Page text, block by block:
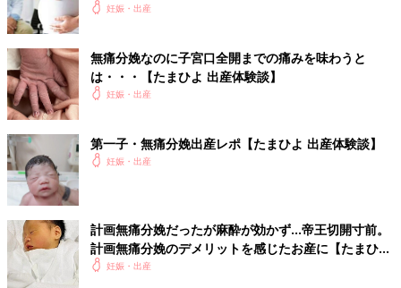
一方、CSEAでは「くも膜下腔」という、脊髄が浮いている場所
に直接麻酔薬を注入するので、硬膜外鎮痛よりも鎮痛効果が早く
現れます。ただし、くも膜下腔は管を入れることができない場所
なので、麻酔薬は針を刺して1回だけしか入れることができませ
ん。そのため、硬膜外鎮痛＜こうまくがいちんつう＞を始める
前、もしくは硬膜外鎮痛＜こうまくがいちんつう＞では痛みが十
分取れない場合に1回、という使い方をします。
無痛分娩と帝王切開での麻酔薬の違い
無痛分娩で行われる麻酔は、硬膜外鎮痛とCSEA（脊髄くも膜下
鎮痛を併用した硬膜外鎮痛）のいずれの方法も、点滴で全身に麻
酔薬を注入するのとは異なります。痛みの刺激が集まる部位をめ
がけて用いられるもので麻酔薬の量は少なくてすみ、重篤なリス
妊娠・出産
無痛分娩なのに子宮口全開までの痛みを味わうと
は・・・【たまひよ 出産体験談】
妊娠・出産
第一子・無痛分娩出産レポ【たまひよ 出産体験談】
妊娠・出産
計画無痛分娩だったが麻酔が効かず…帝王切開寸前。
計画無痛分娩のデメリットを感じたお産に【たまひよ
出産体験談】
妊娠・出産